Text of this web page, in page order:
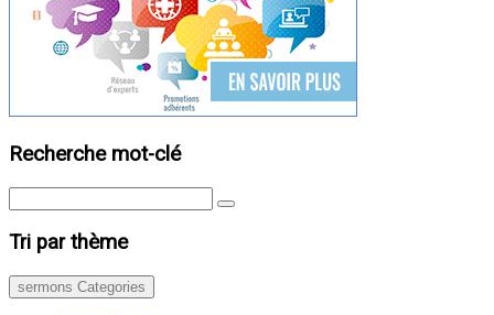
Recherche mot-clé
Tri par thème
sermons Categories